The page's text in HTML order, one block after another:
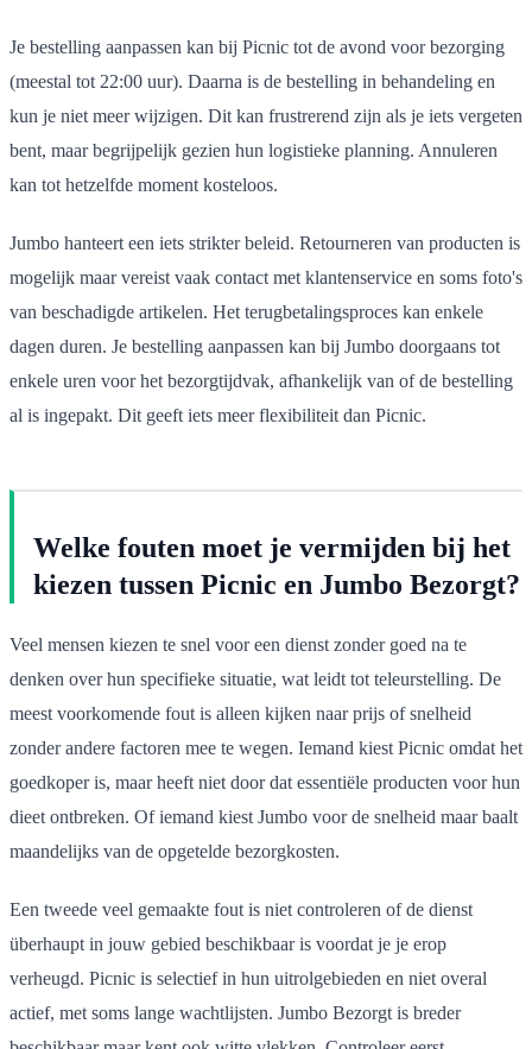
Je bestelling aanpassen kan bij Picnic tot de avond voor bezorging
(meestal tot 22:00 uur). Daarna is de bestelling in behandeling en
kun je niet meer wijzigen. Dit kan frustrerend zijn als je iets vergeten
bent, maar begrijpelijk gezien hun logistieke planning. Annuleren
kan tot hetzelfde moment kosteloos.
Jumbo hanteert een iets strikter beleid. Retourneren van producten is
mogelijk maar vereist vaak contact met klantenservice en soms foto's
van beschadigde artikelen. Het terugbetalingsproces kan enkele
dagen duren. Je bestelling aanpassen kan bij Jumbo doorgaans tot
enkele uren voor het bezorgtijdvak, afhankelijk van of de bestelling
al is ingepakt. Dit geeft iets meer flexibiliteit dan Picnic.
Welke fouten moet je vermijden bij het
kiezen tussen Picnic en Jumbo Bezorgt?
Veel mensen kiezen te snel voor een dienst zonder goed na te
denken over hun specifieke situatie, wat leidt tot teleurstelling. De
meest voorkomende fout is alleen kijken naar prijs of snelheid
zonder andere factoren mee te wegen. Iemand kiest Picnic omdat het
goedkoper is, maar heeft niet door dat essentiële producten voor hun
dieet ontbreken. Of iemand kiest Jumbo voor de snelheid maar baalt
maandelijks van de opgetelde bezorgkosten.
Een tweede veel gemaakte fout is niet controleren of de dienst
überhaupt in jouw gebied beschikbaar is voordat je je erop
verheugd. Picnic is selectief in hun uitrolgebieden en niet overal
actief, met soms lange wachtlijsten. Jumbo Bezorgt is breder